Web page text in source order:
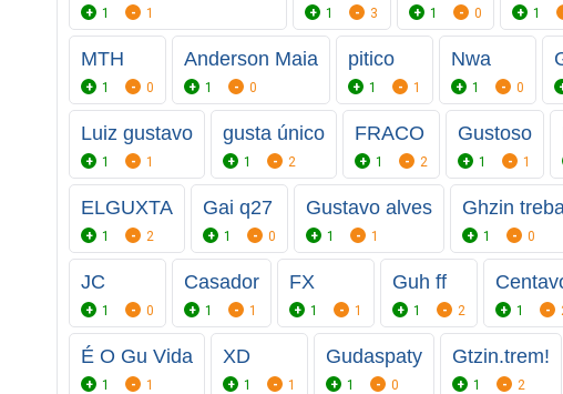
1 1 1 3 1 0 1
MTH
1 0
Anderson Maia
1 0
pitico
1 1
Nwa
1 0
Luiz gustavo
1 1
gusta único
1 2
FRACO
1 2
Gustoso
1 1
ELGUXTA
1 2
Gai q27
1 0
Gustavo alves
1 1
Ghzin
1 0
JC
1 0
Casador
1 1
FX
1 1
Guh ff
1 2 1
É O Gu Vida
1 1
XD
1 1
Gudaspaty
1 0
Gtzin.trem!
1 2